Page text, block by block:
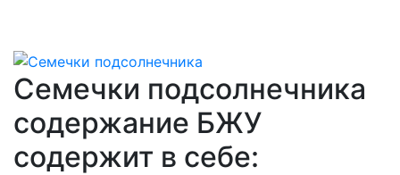
Семечки подсолнечника
содержание БЖУ
содержит в себе: